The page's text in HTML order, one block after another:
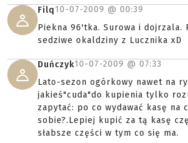
Filq10-07-2009 @ 00:39
Piekna 96'tka. Surowa i dojrzala.
sedziwe okaldziny z Lucznika xD
Duńczyk10-07-2009 @ 07:33
Lato-sezon ogórkowy nawet na
jakieś"cuda"do kupienia tylko
zapytać: po co wydawać kasę na
sobie?.Lepiej kupić za tą kasę
słabsze części w tym co się ma.